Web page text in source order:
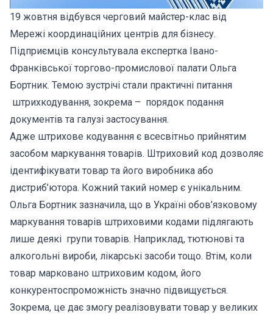
19 жовтня відбувся черговий майстер-клас від
Мережі координаційних центрів для бізнесу.
Підприємців консультувала експертка Івано-
Франківської торгово-промислової палати Ольга
Бортник. Темою зустрічі стали практичні питання
штрихкодування, зокрема – порядок подання
документів та галузі застосування.
Адже штрихове кодування є всесвітньо прийнятим
засобом маркування товарів. Штриховий код дозволяє
ідентифікувати товар та його виробника або
дистриб’ютора. Кожний такий номер є унікальним.
Ольга Бортник зазначила, що в Україні обов’язковому
маркування товарів штриховими кодами підлягають
лише деякі групи товарів. Наприклад, тютюнові та
алкогольні вироби, лікарські засоби тощо. Втім, коли
товар марковано штриховим кодом, його
конкурентоспроможність значно підвищується.
Зокрема, це дає змогу реалізовувати товар у великих